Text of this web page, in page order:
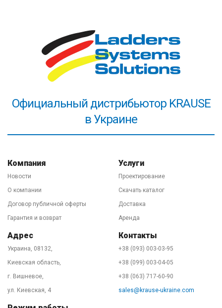
Особенно это любопытно звучит на сайтах, которые
продают контрабандный товар. Интересно, как
покупатель может решить свой вопрос если
производитель находится в другой стране? Мы
представительство на основании соглашения с
заводом-изготовителем. Хотя, скажем по секрету))),
нам легко давать гарантию на лестницы KRAUSE,
потому что они не ломаются при правильной
ознакомьтесь с
правилами безопасного
использования высотного оборудования
товара и/или на нашем сайте.
Официальный дистрибьютор KRAUSE
в Украине
Компания
Новости
О компании
Договор публичной оферты
Гарантия и возврат
Услуги
Проектирование
Скачать каталог
Доставка
Аренда
Адрес
Украина, 08132,
Киевская область,
г. Вишневое,
ул. Киевская, 4
Контакты
+38 (093) 003-03-95
+38 (099) 003-04-05
+38 (063) 717-60-90
sales@krause-ukraine.com